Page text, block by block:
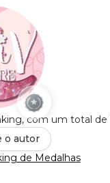
com um total de
o autor
de Medalhas